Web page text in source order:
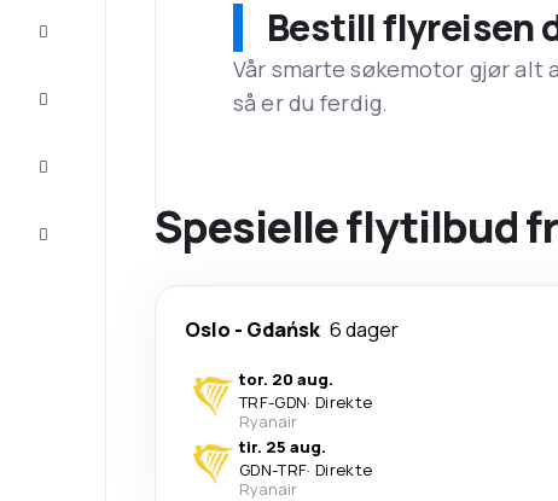
Bestill flyreisen
Vår smarte søkemotor gjør alt
så er du ferdig.
Spesielle flytilbud
Oslo - Gdańsk 6 dager
tor. 20 aug.
TRF-GDN· Direkte
Ryanair
tir. 25 aug.
GDN-TRF· Direkte
Ryanair